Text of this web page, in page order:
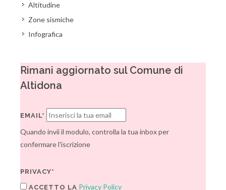
Altitudine
Zone sismiche
Infografica
Rimani aggiornato sul Comune di
Altidona
EMAIL*
Quando invii il modulo, controlla la tua inbox per
confermare l'iscrizione
PRIVACY*
ACCETTO LA Privacy Policy